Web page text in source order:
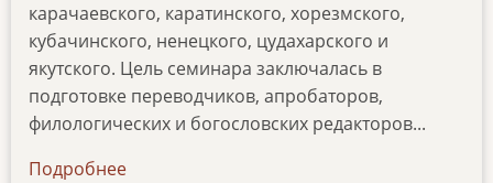
карачаевского, каратинского, хорезмского,
кубачинского, ненецкого, цудахарского и
якутского. Цель семинара заключалась в
подготовке переводчиков, апробаторов,
филологических и богословских редакторов...
Подробнее